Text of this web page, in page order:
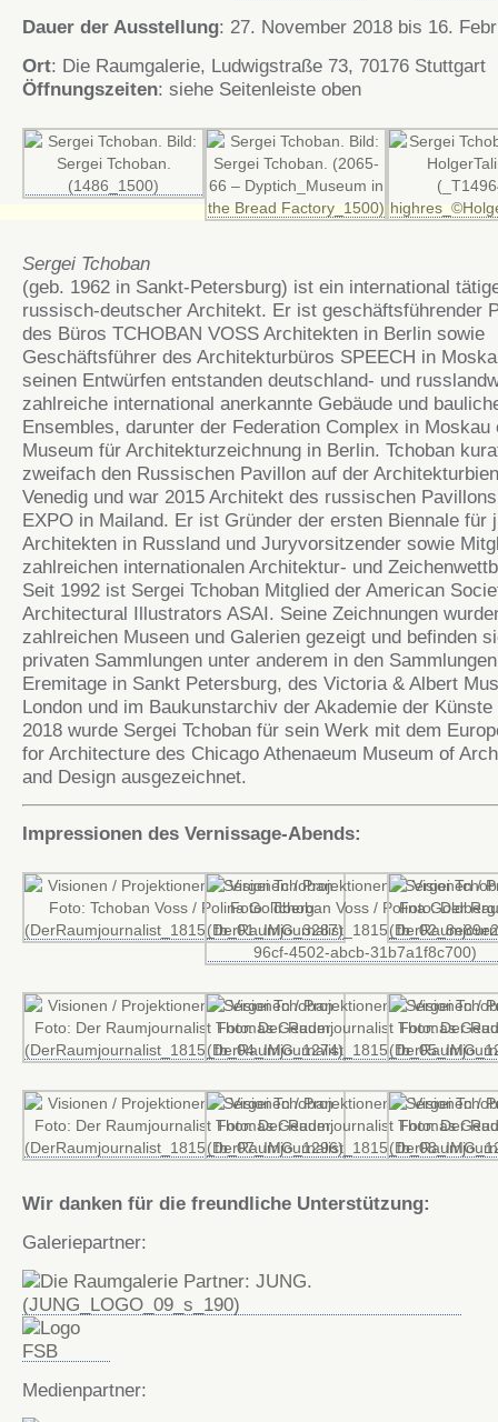
Dauer der Ausstellung: 27. November 2018 bis 16.
Ort: Die Raumgalerie, Ludwigstraße 73, 70176 Stuttgart
Öffnungszeiten: siehe Seitenleiste oben
Sergei Tchoban
(geb. 1962 in Sankt-Petersburg) ist ein international
russisch-deutscher Architekt. Er ist geschäftsführender
des Büros TCHOBAN VOSS Architekten in Berlin sowie
Geschäftsführer des Architekturbüros SPEECH in
seinen Entwürfen entstanden deutschland- und
zahlreiche international anerkannte Gebäude und
Ensembles, darunter der Federation Complex in Moskau
Museum für Architekturzeichnung in Berlin. Tchoban
zweifach den Russischen Pavillon auf der
Venedig und war 2015 Architekt des russischen
EXPO in Mailand. Er ist Gründer der ersten Biennale für
Architekten in Russland und Juryvorsitzender sowie
zahlreichen internationalen Architektur- und
Seit 1992 ist Sergei Tchoban Mitglied der American
Architectural Illustrators ASAI. Seine Zeichnungen
zahlreichen Museen und Galerien gezeigt und befinden
privaten Sammlungen unter anderem in den
Eremitage in Sankt Petersburg, des Victoria & Albert
London und im Baukunstarchiv der Akademie der
2018 wurde Sergei Tchoban für sein Werk mit dem
for Architecture des Chicago Athenaeum Museum of
and Design ausgezeichnet.
Impressionen des Vernissage-Abends:
Wir danken für die freundliche Unterstützung:
Galeriepartner:
Medienpartner: